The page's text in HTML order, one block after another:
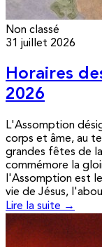
Non classé
31 juillet 2026
Horaires
2026
L'Assomption
corps et âme, au
grandes fêtes de
commémore la
l'Assomption est
vie de Jésus,
Lire la suite →